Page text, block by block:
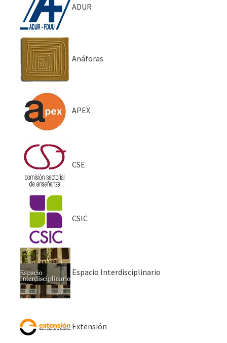
ADUR
Anáforas
APEX
CSE
CSIC
Espacio Interdisciplinario
Extensión